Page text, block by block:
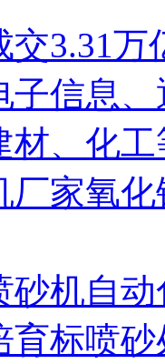
3.31万
子信息
材、化
厂家氧
砂机自
育标喷